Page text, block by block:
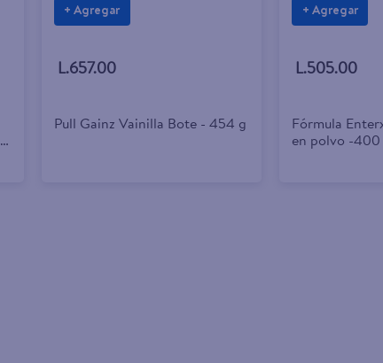
+ Agregar
L.657.00
Pull Gainz Vainilla Bote - 454 g
+ Agregar
L.505.00
Fórmula
en polvo -400